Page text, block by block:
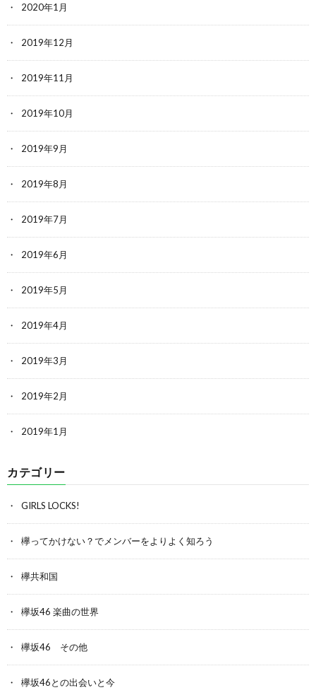
2020年1月
2019年12月
2019年11月
2019年10月
2019年9月
2019年8月
2019年7月
2019年6月
2019年5月
2019年4月
2019年3月
2019年2月
2019年1月
カテゴリー
GIRLS LOCKS!
欅ってかけない？でメンバーをよりよく知ろう
欅共和国
欅坂46 楽曲の世界
欅坂46 その他
欅坂46との出会いと今